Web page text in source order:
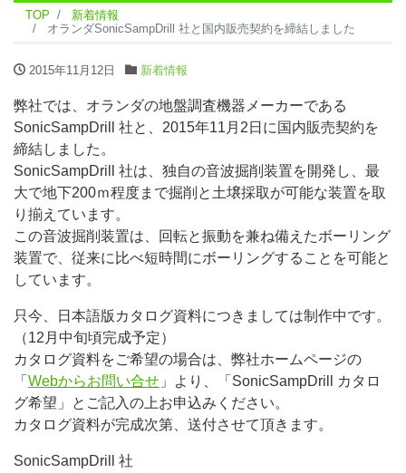
TOP
新着情報
オランダSonicSampDrill 社と国内販売契約を締結しました
2015年11月12日 新着情報
弊社では、オランダの地盤調査機器メーカーである
SonicSampDrill 社と、2015年11月2日に国内販売契約を
締結しました。
SonicSampDrill 社は、独自の音波掘削装置を開発し、最
大で地下200ｍ程度まで掘削と土壌採取が可能な装置を取
り揃えています。
この音波掘削装置は、回転と振動を兼ね備えたボーリング
装置で、従来に比べ短時間にボーリングすることを可能と
しています。
只今、日本語版カタログ資料につきましては制作中です。
（12月中旬頃完成予定）
カタログ資料をご希望の場合は、弊社ホームページの
「 Webからお問い合せ 」より、「SonicSampDrill カタロ
グ希望」とご記入の上お申込みください。
カタログ資料が完成次第、送付させて頂きます。
SonicSampDrill 社